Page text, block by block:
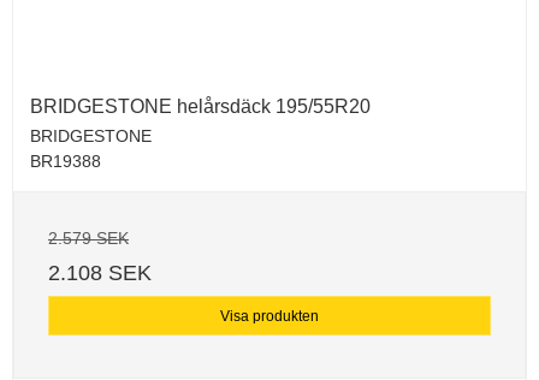
BRIDGESTONE helårsdäck 195/55R20
BRIDGESTONE
BR19388
2.579 SEK
2.108 SEK
Visa produkten